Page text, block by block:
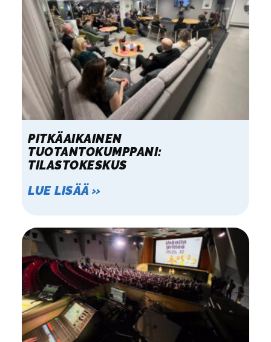
PITKÄAIKAINEN
TUOTANTOKUMPPANI:
TILASTOKESKUS
LUE LISÄÄ »